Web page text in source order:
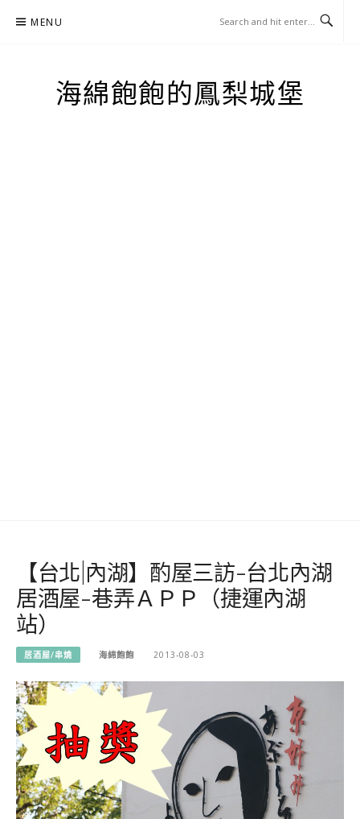
MENU
海綿飽飽的鳳梨城堡
【台北|內湖】酌屋三訪-台北內湖
居酒屋-巷弄ＡＰＰ（捷運內湖
站）
居酒屋/串燒 海綿飽飽 2013-08-03